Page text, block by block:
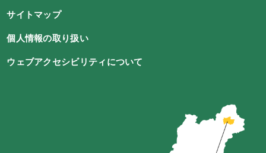
サイトマップ
個人情報の取り扱い
ウェブアクセシビリティについて